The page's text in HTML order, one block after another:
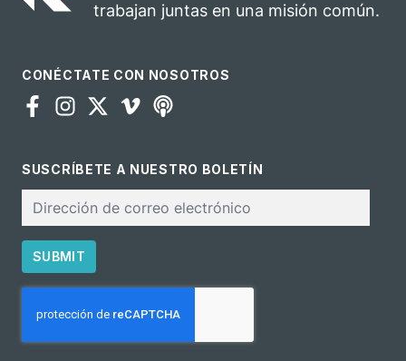
trabajan juntas en una misión común.
CONÉCTATE CON NOSOTROS
SUSCRÍBETE A NUESTRO BOLETÍN
electrónico
SUBMIT